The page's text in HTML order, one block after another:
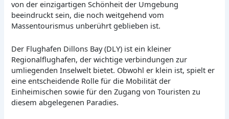
von der einzigartigen Schönheit der Umgebung
beeindruckt sein, die noch weitgehend vom
Massentourismus unberührt geblieben ist.
Der Flughafen Dillons Bay (DLY) ist ein kleiner
Regionalflughafen, der wichtige verbindungen zur
umliegenden Inselwelt bietet. Obwohl er klein ist, spielt er
eine entscheidende Rolle für die Mobilität der
Einheimischen sowie für den Zugang von Touristen zu
diesem abgelegenen Paradies.